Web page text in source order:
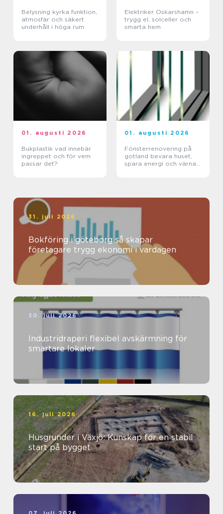
Belysning kyrka funktion,
atmosfär och säkert
underhåll i höga rum
Elektriker Oskarshamn –
trygg el, solceller och
smarta hem
01. augusti 2026
Bukplastik vad innebär
ingreppet och för vem
passar det?
01. augusti 2026
Fönsterrenovering på
gotland bevara huset,
spara energi och värna
31. juli 2026
Bokföring i göteborg så skapar
företagare trygg ekonomi i vardagen
30. juli 2026
Industridraperi flexibel avskärmning för
smartare lokaler
16. juli 2026
Husgrunder i Växjö: Kunskap för en stabil
start på bygget